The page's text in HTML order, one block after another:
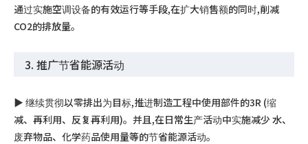
通过实施空调设备的有效运行等手段,在扩大销售额的同时,削减
CO2的排放量。
3. 推广节省能源活动
▶︎ 继续贯彻以零排出为目标,推进制造工程中使用部件的3R (缩
减、再利用、反复再利用)。并且,在日常生产活动中实施减少 水、
废弃物品、化学药品使用量等的节省能源活动。